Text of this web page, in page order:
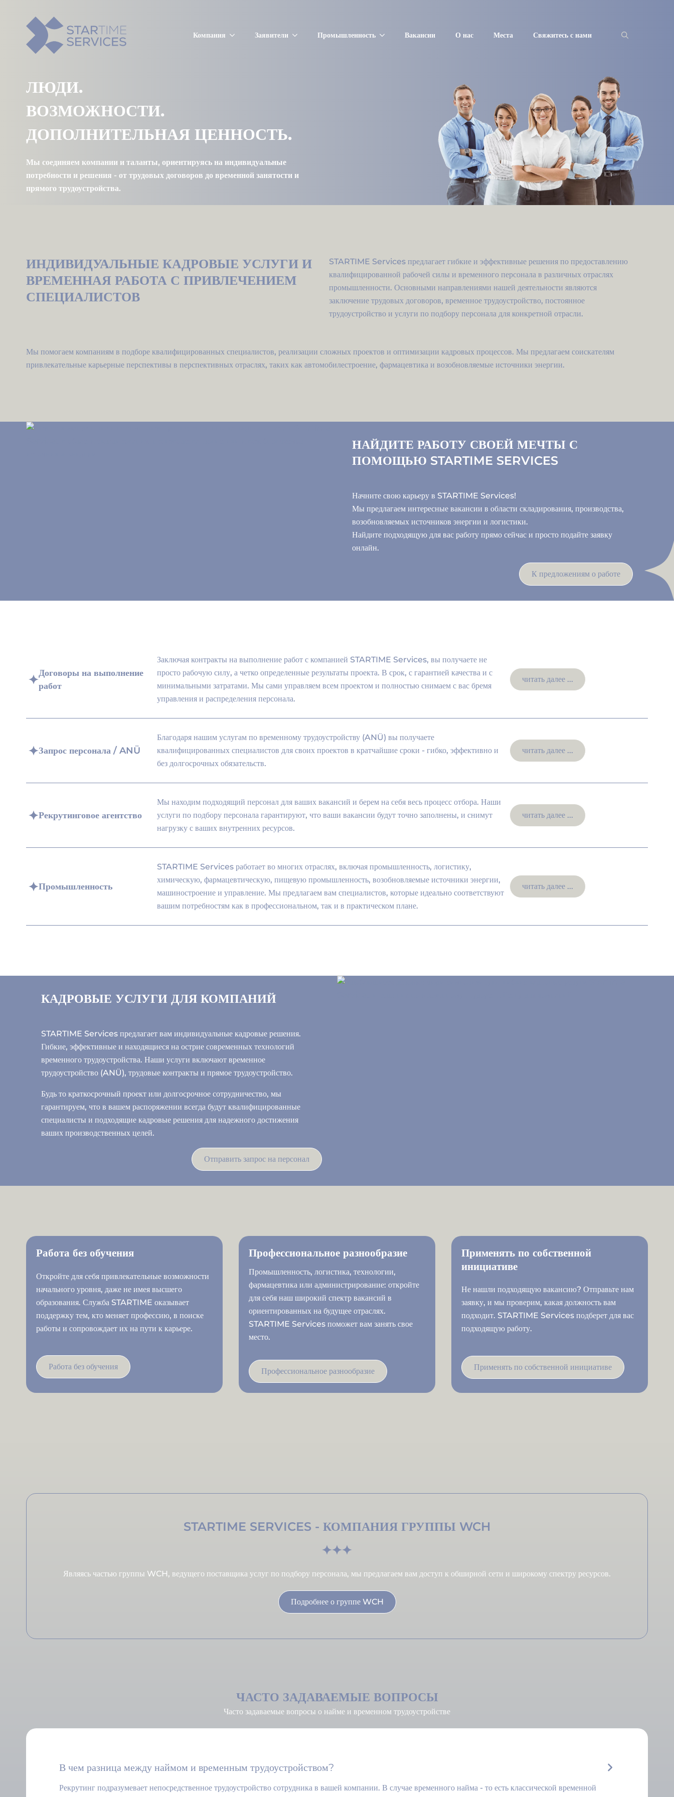
Компания Заявители Промышленность Вакансии О нас Места
Свяжитесь с нами
ЛЮДИ.
ВОЗМОЖНОСТИ.
ДОПОЛНИТЕЛЬНАЯ ЦЕННОСТЬ.
Мы соединяем компании и таланты, ориентируясь на индивидуальные
потребности и решения - от трудовых договоров до временной занятости и
прямого трудоустройства.
ИНДИВИДУАЛЬНЫЕ КАДРОВЫЕ УСЛУГИ И
ВРЕМЕННАЯ РАБОТА С ПРИВЛЕЧЕНИЕМ
СПЕЦИАЛИСТОВ
STARTIME Services предлагает гибкие и эффективные решения по предоставлению
квалифицированной рабочей силы и временного персонала в различных отраслях
промышленности. Основными направлениями нашей деятельности являются
заключение трудовых договоров, временное трудоустройство, постоянное
трудоустройство и услуги по подбору персонала для конкретной отрасли.
Мы помогаем компаниям в подборе квалифицированных специалистов, реализации сложных проектов и оптимизации кадровых процессов. Мы предлагаем соискателям
привлекательные карьерные перспективы в перспективных отраслях, таких как автомобилестроение, фармацевтика и возобновляемые источники энергии.
НАЙДИТЕ РАБОТУ СВОЕЙ МЕЧТЫ С
ПОМОЩЬЮ STARTIME SERVICES
Начните свою карьеру в STARTIME Services!
Мы предлагаем интересные вакансии в области складирования, производства,
возобновляемых источников энергии и логистики.
Найдите подходящую для вас работу прямо сейчас и просто подайте заявку
онлайн.
К предложениям о работе
Договоры на выполнение
работ
Заключая контракты на выполнение работ с компанией STARTIME Services, вы получаете не
просто рабочую силу, а четко определенные результаты проекта. В срок, с гарантией качества и с
минимальными затратами. Мы сами управляем всем проектом и полностью снимаем с вас бремя
управления и распределения персонала.
читать далее ...
Запрос персонала / ANÜ
Благодаря нашим услугам по временному трудоустройству (ANÜ) вы получаете
квалифицированных специалистов для своих проектов в кратчайшие сроки - гибко, эффективно и
без долгосрочных обязательств.
читать далее ...
Рекрутинговое агентство
Мы находим подходящий персонал для ваших вакансий и берем на себя весь процесс отбора. Наши
услуги по подбору персонала гарантируют, что ваши вакансии будут точно заполнены, и снимут
нагрузку с ваших внутренних ресурсов.
читать далее ...
Промышленность
STARTIME Services работает во многих отраслях, включая промышленность, логистику,
химическую, фармацевтическую, пищевую промышленность, возобновляемые источники энергии,
машиностроение и управление. Мы предлагаем вам специалистов, которые идеально соответствуют
вашим потребностям как в профессиональном, так и в практическом плане.
читать далее ...
КАДРОВЫЕ УСЛУГИ ДЛЯ КОМПАНИЙ
STARTIME Services предлагает вам индивидуальные кадровые решения.
Гибкие, эффективные и находящиеся на острие современных технологий
временного трудоустройства. Наши услуги включают временное
трудоустройство (ANÜ), трудовые контракты и прямое трудоустройство.
Будь то краткосрочный проект или долгосрочное сотрудничество, мы
гарантируем, что в вашем распоряжении всегда будут квалифицированные
специалисты и подходящие кадровые решения для надежного достижения
ваших производственных целей.
Отправить запрос на персонал
Работа без обучения
Откройте для себя привлекательные возможности
начального уровня, даже не имея высшего
образования. Служба STARTIME оказывает
поддержку тем, кто меняет профессию, в поиске
работы и сопровождает их на пути к карьере.
Работа без обучения
Профессиональное разнообразие
Промышленность, логистика, технологии,
фармацевтика или администрирование: откройте
для себя наш широкий спектр вакансий в
ориентированных на будущее отраслях.
STARTIME Services поможет вам занять свое
место.
Профессиональное разнообразие
Применять по собственной
инициативе
Не нашли подходящую вакансию? Отправьте нам
заявку, и мы проверим, какая должность вам
подходит. STARTIME Services подберет для вас
подходящую работу.
Применять по собственной инициативе
STARTIME SERVICES - КОМПАНИЯ ГРУППЫ WCH
Являясь частью группы WCH, ведущего поставщика услуг по подбору персонала, мы предлагаем вам доступ к обширной сети и широкому спектру ресурсов.
Подробнее о группе WCH
ЧАСТО ЗАДАВАЕМЫЕ ВОПРОСЫ
Часто задаваемые вопросы о найме и временном трудоустройстве
В чем разница между наймом и временным трудоустройством?
Рекрутинг подразумевает непосредственное трудоустройство сотрудника в вашей компании. В случае временного найма - то есть классической временной